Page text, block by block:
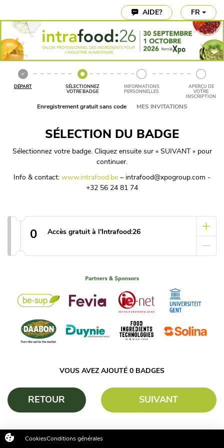
AIDE? FR
DÉPART
SÉLECTIONNEZ
VOTRE BADGE
INFORMATIONS
PERSONNELLES
APERÇU DE
VOTRE
INSCRIPTION
Enregistrement gratuit sans code MES INVITATIONS
SÉLECTION DU BADGE
Sélectionnez votre badge. Cliquez ensuite sur « SUIVANT » pour
continuer.
Info & contact: www.intrafood.be – intrafood@xpogroup.com -
+32 56 24 81 74
0 Accès gratuit à l'Intrafood:26
VOUS AVEZ AJOUTÉ 0 BADGES
RETOUR SUIVANT
CookiesConditions générales